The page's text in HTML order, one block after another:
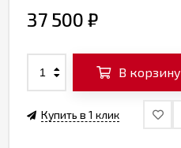
37 500 ₽
В корзину
Купить в 1 клик